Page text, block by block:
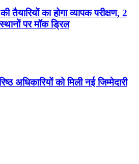
का होगा व्यापक परीक्षण, 2
पर मॉक ड्रिल
अधिकारियों को मिली नई जिम्मेदारी